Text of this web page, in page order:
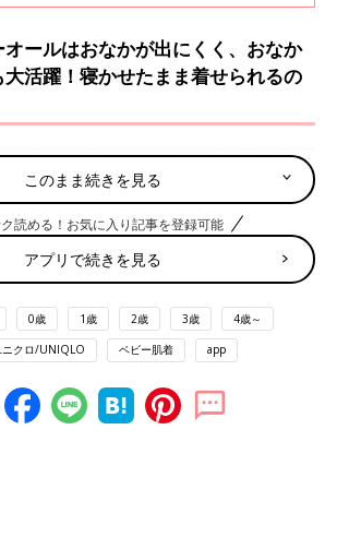
が、夏頃に大活躍するおすすめアイテムと、夏
いだけでなく、デザインがキュートなものをお
伝えします♪
ールはおなかが出にくく、おなか
活躍！寝かせたまま着せられるの
このまま続きを見る
読める！お気に入り記事を登録可能
アプリで続きを見る
0歳 1歳 2歳 3歳 4歳～
ニクロ/UNIQLO ベビー肌着 app